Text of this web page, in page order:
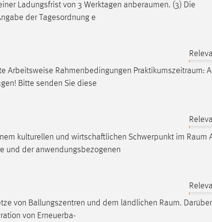
Ladungsfrist von 3 Werktagen anberaumen. (3) Die
der Tagesordnung e
Arbeitsweise Rahmenbedingungen Praktikumszeitraum:
Bitte senden Sie diese
kulturellen und wirtschaftlichen Schwerpunkt im Raum
und der anwendungsbezogenen
von Ballungszentren und dem ländlichen Raum.
von Erneuerba-